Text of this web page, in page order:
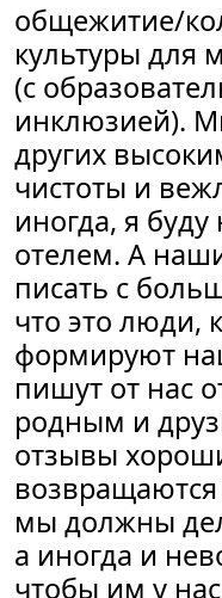
общежитие/
культуры для
(с
инклюзией).
других
чистоты и
иногда, я
отелем. А
писать с
что это люди,
формируют
пишут от нас
родным и
отзывы
мы должны
а иногда и
чтобы им у